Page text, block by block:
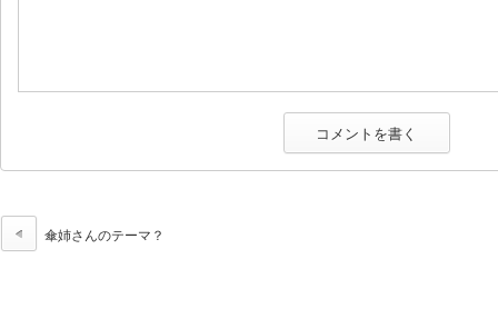
傘姉さんのテーマ？